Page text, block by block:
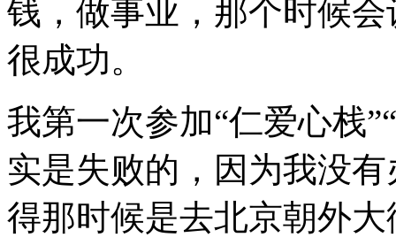
钱，做事业，那个时候
很成功。
我第一次参加“仁爱心栈
实是失败的，因为我没
得那时候是去北京朝外